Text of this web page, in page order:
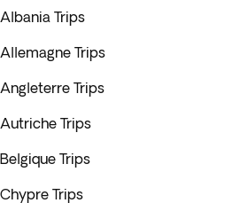
Albania Trips
Allemagne Trips
Angleterre Trips
Autriche Trips
Belgique Trips
Chypre Trips